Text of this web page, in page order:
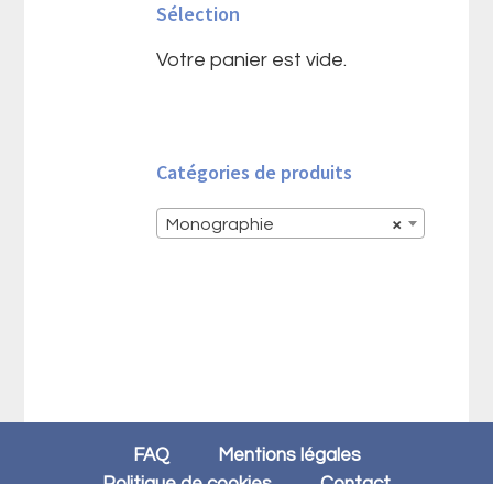
principale
Sélection
Votre panier est vide.
Catégories de produits
×
Monographie
FAQ
Mentions légales